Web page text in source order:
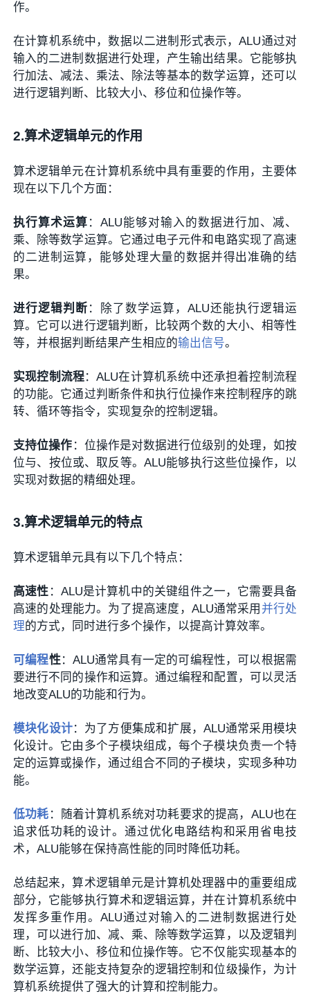
作。
在计算机系统中，数据以二进制形式表示，ALU通过对
输入的二进制数据进行处理，产生输出结果。它能够执
行加法、减法、乘法、除法等基本的数学运算，还可以
进行逻辑判断、比较大小、移位和位操作等。
2.算术逻辑单元的作用
算术逻辑单元在计算机系统中具有重要的作用，主要体
现在以下几个方面：
执行算术运算 ：ALU能够对输入的数据进行加、减、
乘、除等数学运算。它通过电子元件和电路实现了高速
的二进制运算，能够处理大量的数据并得出准确的结
果。
进行逻辑判断 ：除了数学运算，ALU还能执行逻辑运
算。它可以进行逻辑判断，比较两个数的大小、相等性
等，并根据判断结果产生相应的输出信号。
实现控制流程：ALU在计算机系统中还承担着控制流程
的功能。它通过判断条件和执行位操作来控制程序的跳
转、循环等指令，实现复杂的控制逻辑。
支持位操作 ：位操作是对数据进行位级别的处理，如按
位与、按位或、取反等。ALU能够执行这些位操作，以
实现对数据的精细处理。
3.算术逻辑单元的特点
算术逻辑单元具有以下几个特点：
高速性 ：ALU是计算机中的关键组件之一，它需要具备
高速的处理能力。为了提高速度，ALU通常采用 并行处
理的方式，同时进行多个操作，以提高计算效率。
可编程性：ALU通常具有一定的可编程性，可以根据需
要进行不同的操作和运算。通过编程和配置，可以灵活
地改变ALU的功能和行为。
模块化设计：为了方便集成和扩展，ALU通常采用模块
化设计。它由多个子模块组成，每个子模块负责一个特
定的运算或操作，通过组合不同的子模块，实现多种功
能。
低功耗 ：随着计算机系统对功耗要求的提高，ALU也在
追求低功耗的设计。通过优化电路结构和采用省电技
术，ALU能够在保持高性能的同时降低功耗。
总结起来，算术逻辑单元是计算机处理器中的重要组成
部分，它能够执行算术和逻辑运算，并在计算机系统中
发挥多重作用。ALU通过对输入的二进制数据进行处
理，可以进行加、减、乘、除等数学运算，以及逻辑判
断、比较大小、移位和位操作等。它不仅能实现基本的
数学运算，还能支持复杂的逻辑控制和位级操作，为计
算机系统提供了强大的计算和控制能力。